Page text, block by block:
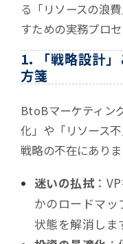
る「リソースの浪
すための実務プロ
1. 「戦略設計
方箋
BtoBマーケティン
化」や「リソース
戦略の不在にありま
迷いの払拭：
かのロードマッ
状態を解消しま